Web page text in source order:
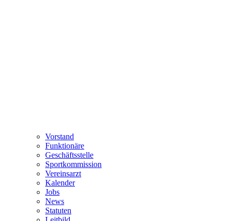
Vorstand
Funktionäre
Geschäftsstelle
Sportkommission
Vereinsarzt
Kalender
Jobs
News
Statuten